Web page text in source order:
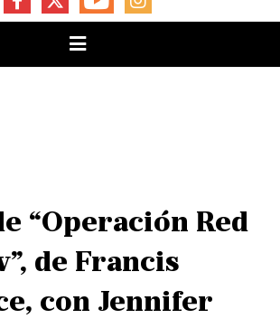
“Operación Red
de Francis
con Jennifer